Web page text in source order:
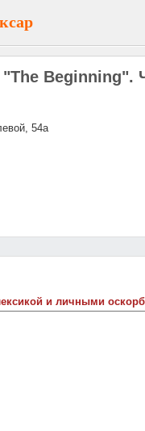
Beginning".
54а
и личными